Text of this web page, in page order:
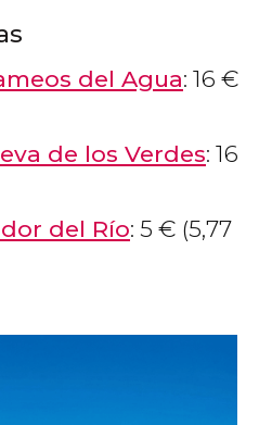
del Agua: 16 €
de los Verdes: 16
del Río: 5 € (5,77